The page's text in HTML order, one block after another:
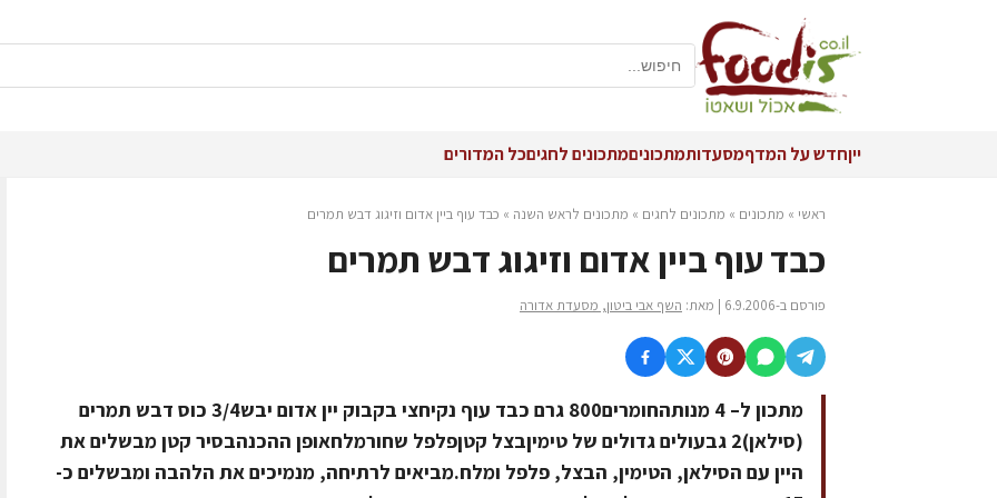
ייןחדש על המדףמסעדותמתכוניםמתכונים לחגיםכל המדורים
ראשי » מתכונים » מתכונים לחגים » מתכונים לראש השנה » כבד עוף ביין אדום וזיגוג דבש תמרים
כבד עוף ביין אדום וזיגוג דבש תמרים
פורסם ב-6.9.2006 | מאת: השף אבי ביטון, מסעדת אדורה
מתכון ל– 4 מנותהחומרים800 גרם כבד עוף נקיחצי בקבוק יין אדום יבש3/4 כוס דבש תמרים
(סילאן)2 גבעולים גדולים של טימיןבצל קטןפלפל שחורמלחאופן ההכנהבסיר קטן מבשלים את
היין עם הסילאן, הטימין, הבצל, פלפל ומלח.מביאים לרתיחה, מנמיכים את הלהבה ומבשלים כ-